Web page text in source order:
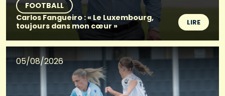
FOOTBALL
Carlos Fangueiro : « Le Luxembourg,
toujours dans mon cœur »
LIRE
05/08/2026